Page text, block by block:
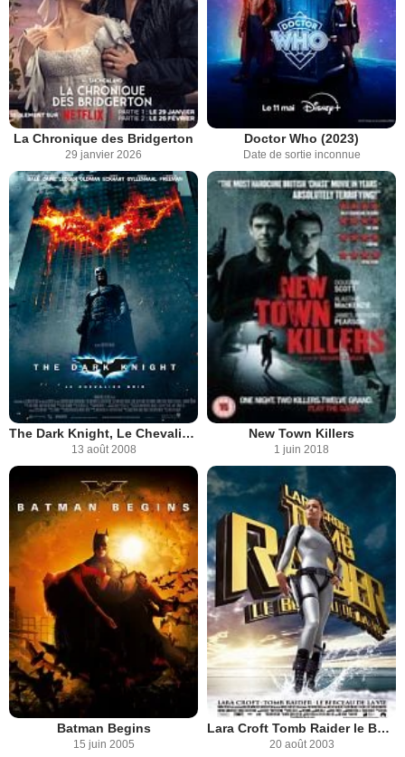
La Chronique des Bridgerton
29 janvier 2026
Doctor Who (2023)
Date de sortie inconnue
The Dark Knight, Le Chevalier Noir
13 août 2008
New Town Killers
1 juin 2018
Batman Begins
15 juin 2005
Lara Croft Tomb Raider le Berceau de la Vie
20 août 2003